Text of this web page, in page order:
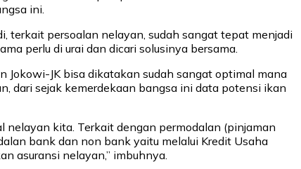
ini.
terkait persoalan nelayan, sudah sangat tepat menjadi
perlu di urai dan dicari solusinya bersama.
JK bisa dikatakan sudah sangat optimal mana
dari sejak kemerdekaan bangsa ini data potensi ikan
kita. Terkait dengan permodalan (pinjaman
bank dan non bank yaitu melalui Kredit Usaha
asuransi nelayan,” imbuhnya.